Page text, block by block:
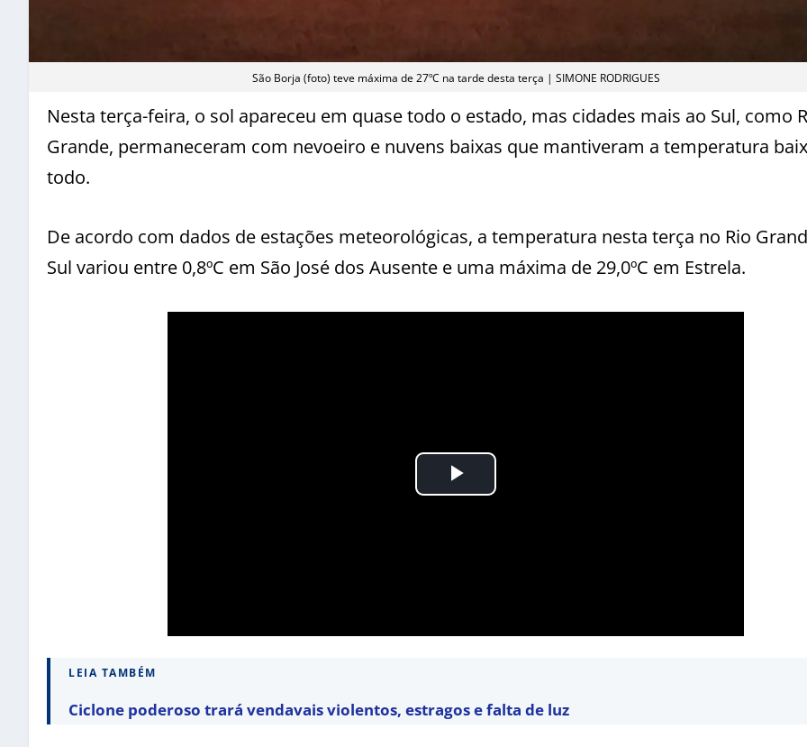
São Borja (foto) teve máxima de 27ºC na tarde desta terça | SIMONE RODRIGUES
Nesta terça-feira, o sol apareceu em quase todo o estado, mas cidades mais ao Sul, como
Grande, permaneceram com nevoeiro e nuvens baixas que mantiveram a temperatura
todo.
De acordo com dados de estações meteorológicas, a temperatura nesta terça no Rio
Sul variou entre 0,8ºC em São José dos Ausente e uma máxima de 29,0ºC em Estrela.
LEIA TAMBÉM
Ciclone poderoso trará vendavais violentos, estragos e falta de luz